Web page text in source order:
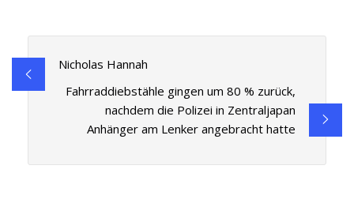
Nicholas Hannah
Fahrraddiebstähle gingen um 80 % zurück,
nachdem die Polizei in Zentraljapan
Anhänger am Lenker angebracht hatte